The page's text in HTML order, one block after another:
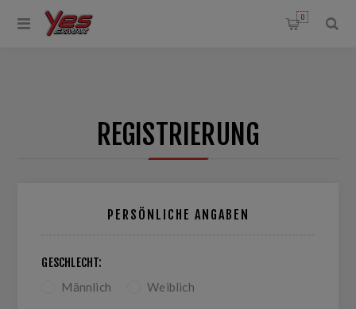
0
REGISTRIERUNG
PERSÖNLICHE ANGABEN
GESCHLECHT:
Männlich Weiblich